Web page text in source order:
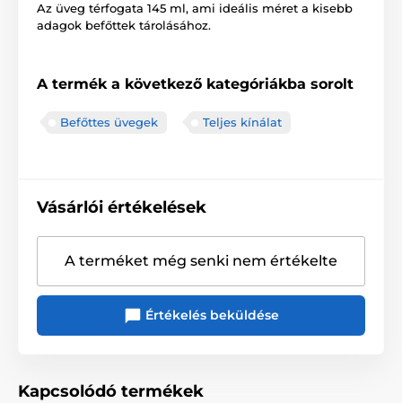
Az üveg térfogata 145 ml, ami ideális méret a kisebb
adagok befőttek tárolásához.
A termék a következő kategóriákba sorolt
Befőttes üvegek Teljes kínálat
Vásárlói értékelések
A terméket még senki nem értékelte
Értékelés beküldése
Kapcsolódó termékek